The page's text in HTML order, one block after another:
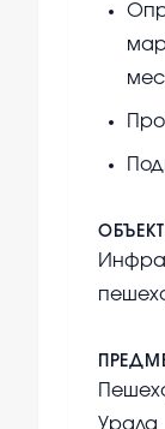
Урала